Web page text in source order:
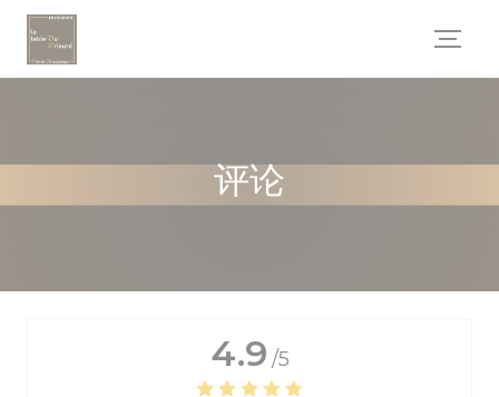
Cookie管理面板
评论
4.9 /5